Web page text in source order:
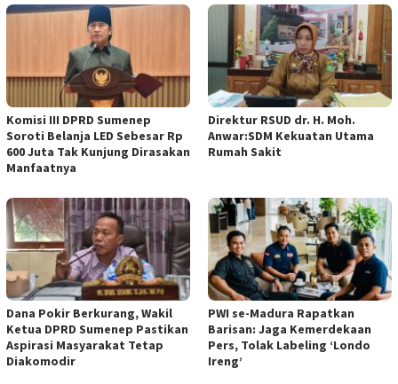
Komisi III DPRD Sumenep
Soroti Belanja LED Sebesar Rp
600 Juta Tak Kunjung Dirasakan
Manfaatnya
Direktur RSUD dr. H. Moh.
Anwar:SDM Kekuatan Utama
Rumah Sakit
Dana Pokir Berkurang, Wakil
Ketua DPRD Sumenep Pastikan
Aspirasi Masyarakat Tetap
Diakomodir
PWI se-Madura Rapatkan
Barisan: Jaga Kemerdekaan
Pers, Tolak Labeling ‘Londo
Ireng’